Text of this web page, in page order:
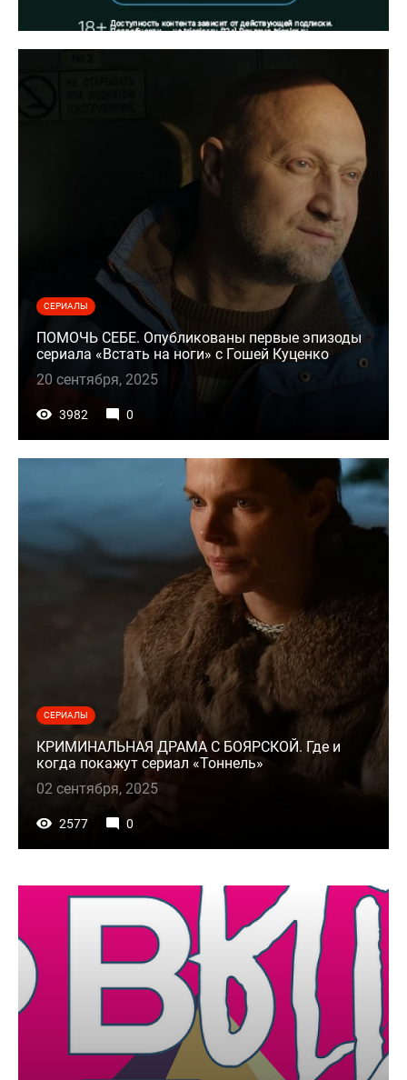
СЕРИАЛЫ
ПОМОЧЬ СЕБЕ. Опубликованы первые эпизоды
сериала «Встать на ноги» с Гошей Куценко
20 сентября, 2025
3982 0
СЕРИАЛЫ
КРИМИНАЛЬНАЯ ДРАМА С БОЯРСКОЙ. Где и
когда покажут сериал «Тоннель»
02 сентября, 2025
2577 0